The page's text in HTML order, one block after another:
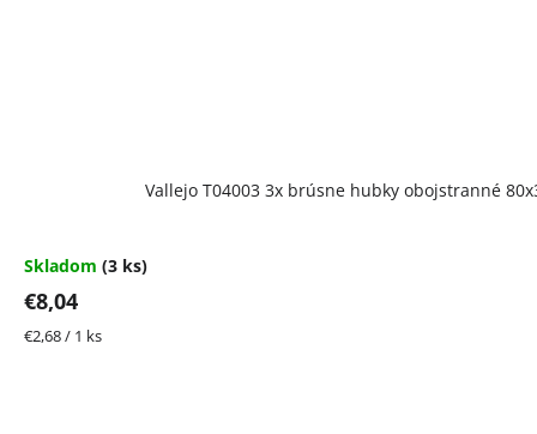
Vallejo T04003 3x brúsne hubky obojstranné
Skladom (3 ks)
€8,04
Jednotková
€2,68 / 1 ks